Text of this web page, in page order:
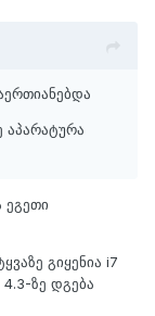
ეგეთი
გიყენია i7
4.3-ზე დგება